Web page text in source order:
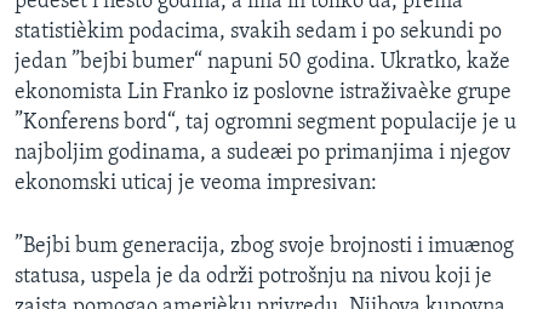
NAUKA I TEHNOLOGIJA
MEDICINA
KULTURA
DRUŠTVO
SPORT
INTERVJU
Jezici
statistièkim podacima, svakih sedam i po sekundi po
jedan ”bejbi bumer“ napuni 50 godina. Ukratko, kaže
ekonomista Lin Franko iz poslovne istraživaèke grupe
”Konferens bord“, taj ogromni segment populacije je u
najboljim godinama, a sudeæi po primanjima i njegov
ekonomski uticaj je veoma impresivan:
”Bejbi bum generacija, zbog svoje brojnosti i imuænog
statusa, uspela je da održi potrošnju na nivou koji je